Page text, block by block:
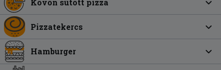
Pizzatekercs
Hamburger